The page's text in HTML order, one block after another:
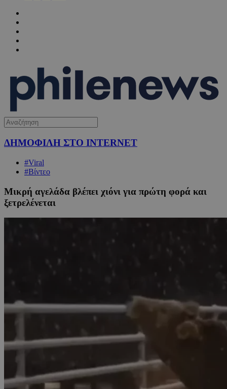
ΔΗΜΟΦΙΛΗ ΣΤΟ INTERNET
#Viral
#Βίντεο
Μικρή αγελάδα βλέπει χιόνι για πρώτη φορά και
ξετρελένεται